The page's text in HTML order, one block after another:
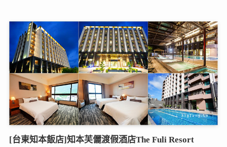
[台東知本飯店]知本芙儷渡假酒店The Fuli Resort